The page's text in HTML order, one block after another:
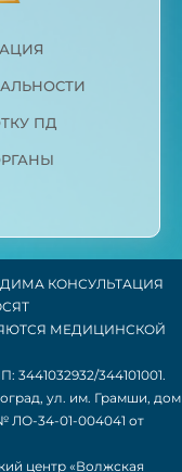
ПД
КОНСУЛЬТАЦИЯ
МЕДИЦИНСКОЙ
344101001.
ул. им. Грамши, дом
ЛО-34-01-004041 от
центр «Волжская